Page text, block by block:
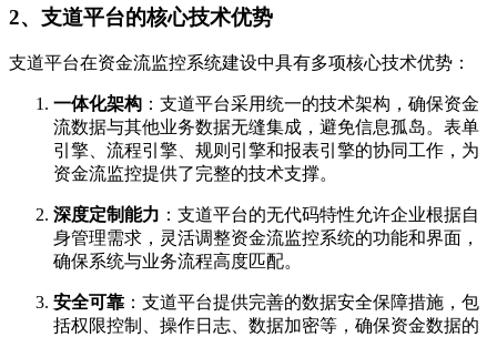
2、支道平台的核心技术优势
支道平台在资金流监控系统建设中具有多项核心技术优势：
一体化架构 ：支道平台采用统一的技术架构，确保资金
流数据与其他业务数据无缝集成，避免信息孤岛。表单
引擎、流程引擎、规则引擎和报表引擎的协同工作，为
资金流监控提供了完整的技术支撑。
深度定制能力 ：支道平台的无代码特性允许企业根据自
身管理需求，灵活调整资金流监控系统的功能和界面，
确保系统与业务流程高度匹配。
安全可靠 ：支道平台提供完善的数据安全保障措施，包
括权限控制、操作日志、数据加密等，确保资金数据的